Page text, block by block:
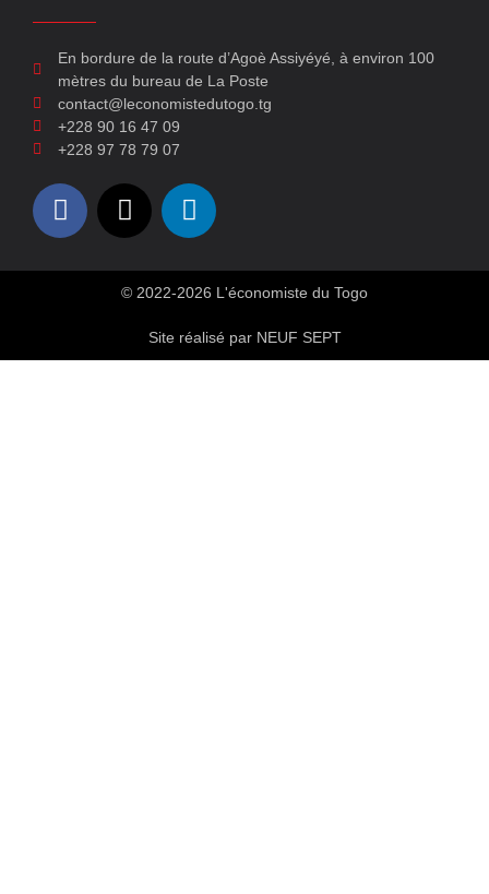
En bordure de la route d’Agoè Assiyéyé, à environ 100
mètres du bureau de La Poste
contact@leconomistedutogo.tg
+228 90 16 47 09
+228 97 78 79 07
© 2022-2026 L'économiste du Togo
Site réalisé par NEUF SEPT